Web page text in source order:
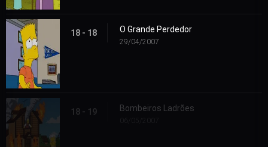
18 - 18 O Grande Perdedor
29/04/2007
18 - 19 Bombeiros Ladrões